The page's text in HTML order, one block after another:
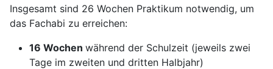
Insgesamt sind 26 Wochen Praktikum notwendig, um
das Fachabi zu erreichen:
16 Wochen während der Schulzeit (jeweils zwei
Tage im zweiten und dritten Halbjahr)